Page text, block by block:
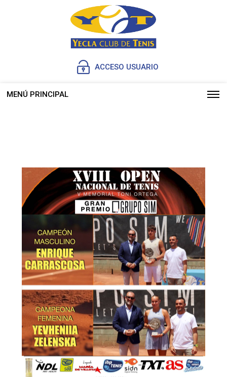
ACCESO USUARIO
MENÚ PRINCIPAL